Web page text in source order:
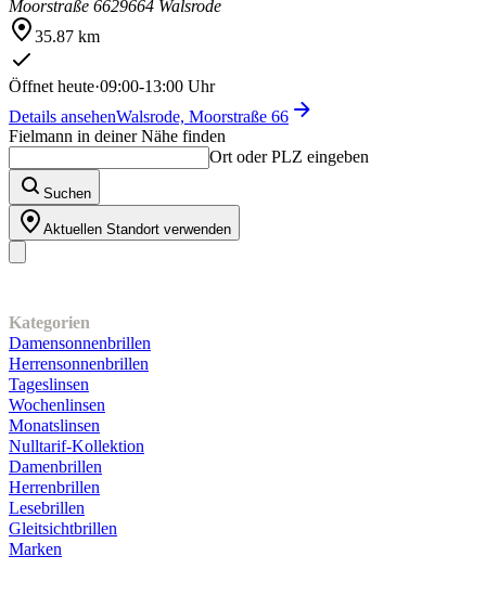
Moorstraße 6629664 Walsrode
35.87 km
Öffnet heute·09:00-13:00 Uhr
Details ansehenWalsrode, Moorstraße 66
Fielmann in deiner Nähe finden
Ort oder PLZ eingeben
Suchen
Aktuellen Standort verwenden
Kategorien
Damensonnenbrillen
Herrensonnenbrillen
Tageslinsen
Wochenlinsen
Monatslinsen
Nulltarif-Kollektion
Damenbrillen
Herrenbrillen
Lesebrillen
Gleitsichtbrillen
Marken